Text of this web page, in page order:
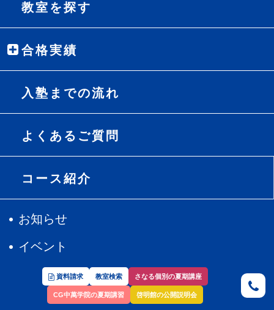
資料請求 教室検索 さなる個別の夏期講座
CG中萬学院の夏期講習 啓明館の公開説明会
教室を探す
合格実績
入塾までの流れ
よくあるご質問
コース紹介
お知らせ
イベント
最新中学受験情報
最新高校受験情報